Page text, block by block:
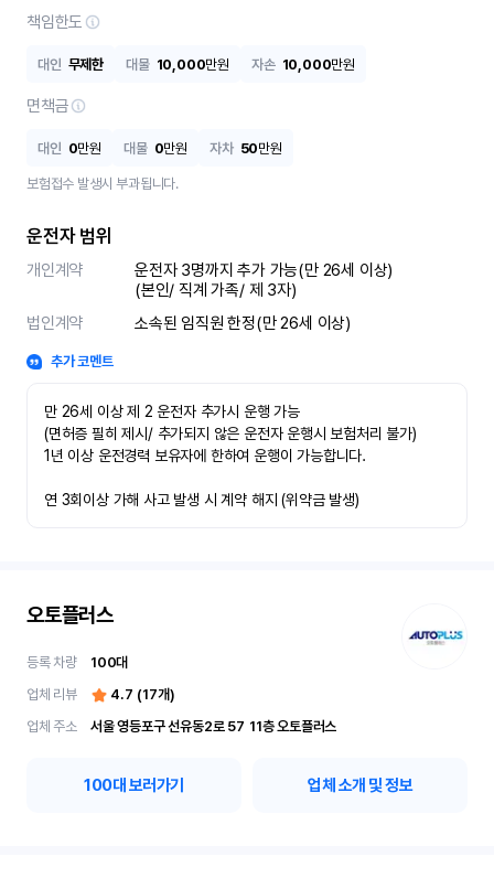
책임한도
대인 무제한 대물 10,000만원 자손 10,000만원
면책금
대인 0만원 대물 0만원 자차 50만원
보험접수 발생시 부과됩니다.
운전자 범위
개인계약
운전자 3명까지 추가 가능(만 26세 이상)
(본인/ 직계 가족/ 제 3자)
법인계약
소속된 임직원 한정(만 26세 이상)
추가 코멘트
만 26세 이상 제 2 운전자 추가시 운행 가능
(면허증 필히 제시/ 추가되지 않은 운전자 운행시 보험처리 불가)
1년 이상 운전경력 보유자에 한하여 운행이 가능합니다.
연 3회이상 가해 사고 발생 시 계약 해지 (위약금 발생)
오토플러스
등록 차량 100대
업체 리뷰
4.7 (17개)
업체 주소
서울 영등포구 선유동2로 57	11층 오토플러스
100대 보러가기 업체 소개 및 정보